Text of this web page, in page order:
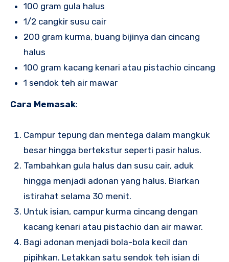
100 gram gula halus
1/2 cangkir susu cair
200 gram kurma, buang bijinya dan cincang
halus
100 gram kacang kenari atau pistachio cincang
1 sendok teh air mawar
Cara Memasak:
Campur tepung dan mentega dalam mangkuk
besar hingga bertekstur seperti pasir halus.
Tambahkan gula halus dan susu cair, aduk
hingga menjadi adonan yang halus. Biarkan
istirahat selama 30 menit.
Untuk isian, campur kurma cincang dengan
kacang kenari atau pistachio dan air mawar.
Bagi adonan menjadi bola-bola kecil dan
pipihkan. Letakkan satu sendok teh isian di